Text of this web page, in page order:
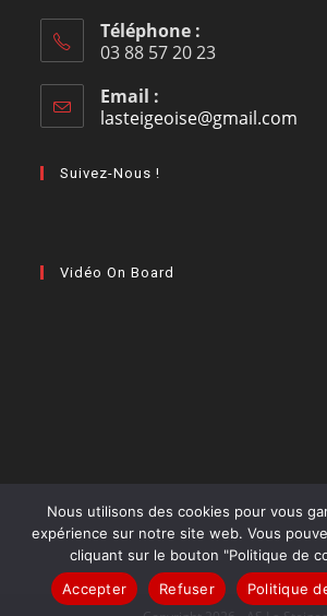
Téléphone :
03 88 57 20 23
Email :
lasteigeoise@gmail.com
Suivez-Nous !
Vidéo On Board
Nous utilisons des cookies pour vous
expérience sur notre site web. Vous
cliquant sur le bouton "Politique de
Accepter
Refuser Politique